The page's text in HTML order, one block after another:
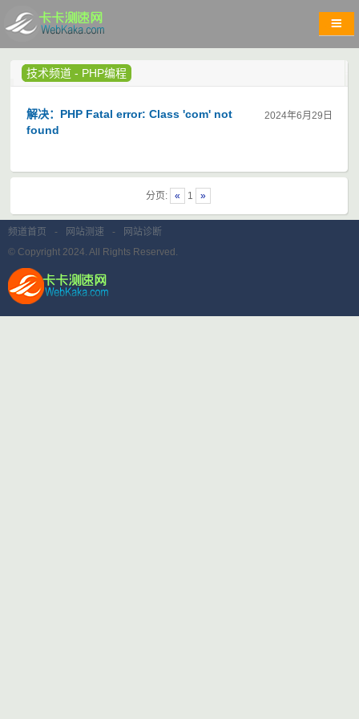
技术频道 - PHP编程
2024年6月29日
解决：PHP Fatal error: Class 'com' not
found
分页: « 1 »
频道首页 - 网站测速 -
网站诊断
© Copyright 2024. All Rights Reserved.